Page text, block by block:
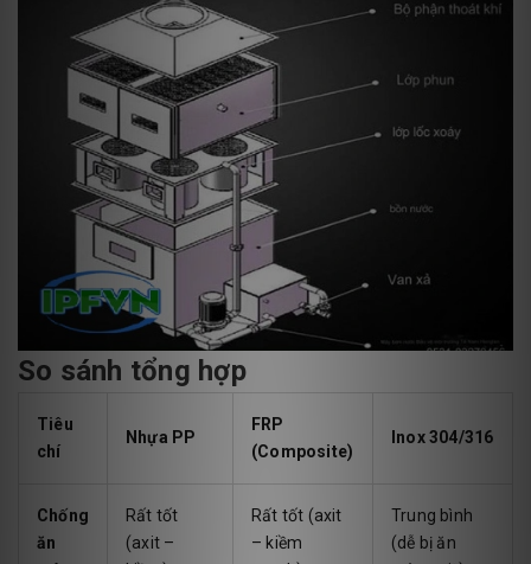
So sánh tổng hợp
Tiêu
chí
Nhựa PP
FRP
(Composite)
Inox 304/316
Chống
ăn
Rất tốt
(axit –
Rất tốt (axit
– kiềm
Trung bình
(dễ bị ăn